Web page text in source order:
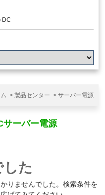
DC
> 製品センター > サーバー電源
サーバー電源
した
りませんでした。検索条件を